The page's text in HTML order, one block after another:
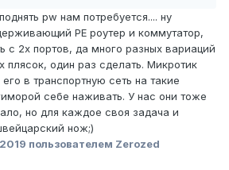
что коммутатор с EoMPLS стоит от
стоит 30 тыс.
pw нам потребуется.... ну
PE роутер и коммутатор,
с 2х портов, да много разных вариаций
плясок, один раз сделать. Микротик
в транспортную сеть на такие
себе наживать. У нас они тоже
но для каждое своя задача и
нож;)
пользователем Zerozed